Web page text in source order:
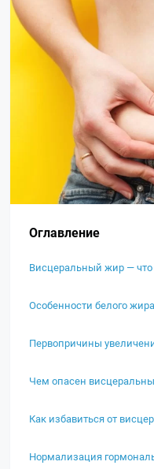
Оглавление
Висцеральный жир — что
Особенности белого жира
Первопричины
Чем опасен
Как избавиться от
Нормализация